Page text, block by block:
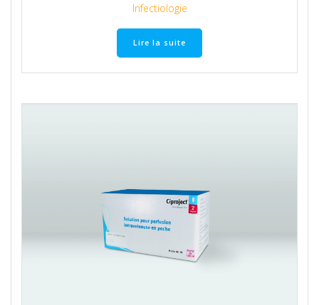
Infectiologie
Lire la suite